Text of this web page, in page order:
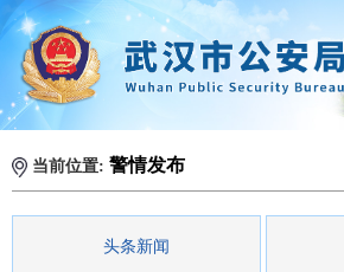
当前位置: 警情发布
头条新闻